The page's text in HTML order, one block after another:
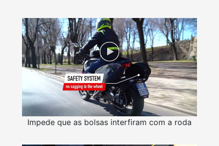
Impede que as bolsas interfiram com a roda